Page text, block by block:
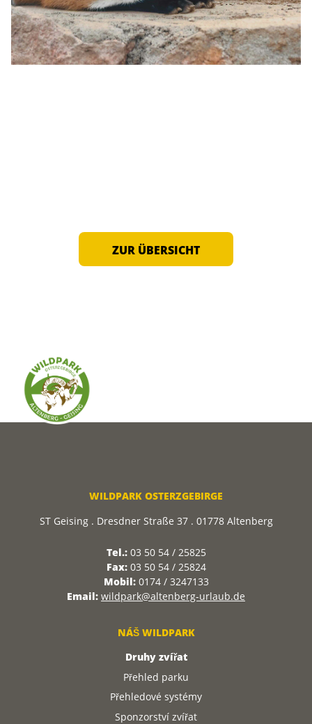
ZUR ÜBERSICHT
WILDPARK OSTERZGEBIRGE
ST Geising . Dresdner Straße 37 . 01778 Altenberg
Tel.:03 50 54 / 25825
Fax:03 50 54 / 25824
Mobil:0174 / 3247133
Email: wildpark@altenberg-urlaub.de
NÁŠ WILDPARK
Druhy zvířat
Přehled parku
Přehledové systémy
Sponzorství zvířat